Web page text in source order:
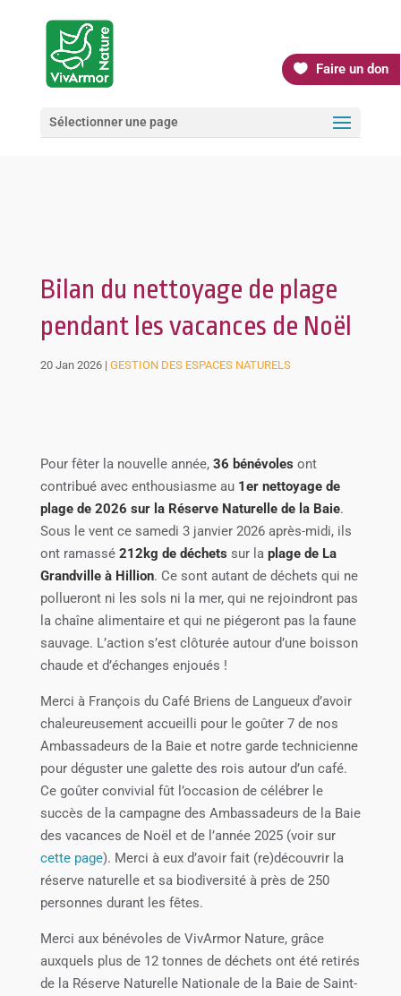
Faire un don
Sélectionner une page
Bilan du nettoyage de plage
pendant les vacances de Noël
20 Jan 2026| GESTION DES ESPACES NATURELS
Pour fêter la nouvelle année, 36 bénévoles ont
contribué avec enthousiasme au 1er nettoyage de
plage de 2026 sur la Réserve Naturelle de la Baie.
Sous le vent ce samedi 3 janvier 2026 après-midi, ils
ont ramassé 212kg de déchets sur la plage de La
Grandville à Hillion. Ce sont autant de déchets qui ne
pollueront ni les sols ni la mer, qui ne rejoindront pas
la chaîne alimentaire et qui ne piégeront pas la faune
sauvage. L’action s’est clôturée autour d’une boisson
chaude et d’échanges enjoués !
Merci à François du Café Briens de Langueux d’avoir
chaleureusement accueilli pour le goûter 7 de nos
Ambassadeurs de la Baie et notre garde technicienne
pour déguster une galette des rois autour d’un café.
Ce goûter convivial fût l’occasion de célébrer le
succès de la campagne des Ambassadeurs de la Baie
des vacances de Noël et de l’année 2025 (voir sur
cette page). Merci à eux d’avoir fait (re)découvrir la
réserve naturelle et sa biodiversité à près de 250
personnes durant les fêtes.
Merci aux bénévoles de VivArmor Nature, grâce
auxquels plus de 12 tonnes de déchets ont été retirés
de la Réserve Naturelle Nationale de la Baie de Saint-